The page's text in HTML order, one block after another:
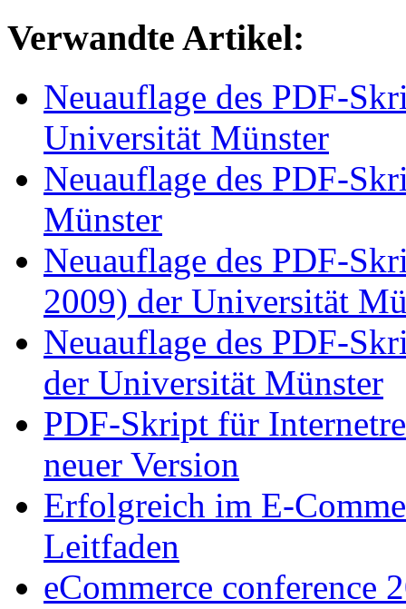
Verwandte Artikel:
Neuauflage des PDF-
Universität Münster
Neuauflage des PDF-
Münster
Neuauflage des PDF-
2009) der Universität
Neuauflage des PDF-
der Universität Münster
PDF-Skript für
neuer Version
Erfolgreich im E-
Leitfaden
eCommerce conference